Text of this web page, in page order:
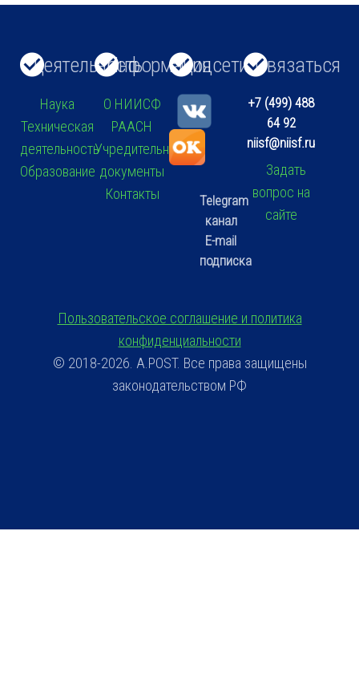
Деятельность
Наука
Техническая
деятельность
Образование
Информация
О НИИСФ
РААСН
Учредительные
документы
Контакты
Соцсети
Telegram
канал
E-mail
подписка
Связаться
+7 (499) 488
64 92
niisf@niisf.ru
Задать
вопрос на
сайте
Пользовательское соглашение и политика
конфиденциальности
© 2018-2026. A.POST. Все права защищены
законодательством РФ